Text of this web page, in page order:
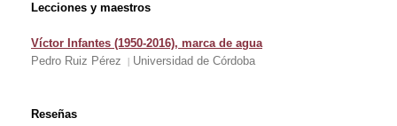
Lecciones y maestros
Víctor Infantes (1950-2016), marca de agua
Pedro Ruiz Pérez
Universidad de Córdoba
Reseñas